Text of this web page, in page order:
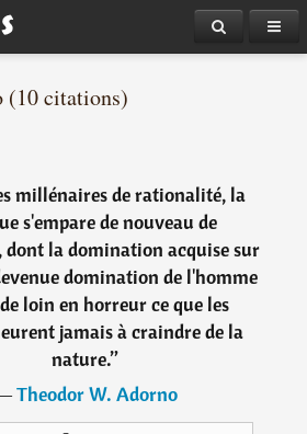
(10 citations)
millénaires de rationalité, la
s'empare de nouveau de
la domination acquise sur
domination de l'homme
loin en horreur ce que les
jamais à craindre de la
nature.”
Theodor W. Adorno